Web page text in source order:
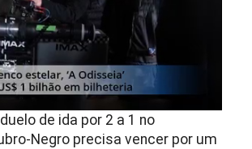
de ida por 2 a 1 no
Negro precisa vencer por um